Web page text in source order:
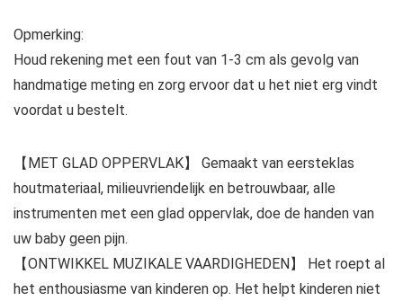
Opmerking:
Houd rekening met een fout van 1-3 cm als gevolg van
handmatige meting en zorg ervoor dat u het niet erg vindt
voordat u bestelt.
【MET GLAD OPPERVLAK】 Gemaakt van eersteklas
houtmateriaal, milieuvriendelijk en betrouwbaar, alle
instrumenten met een glad oppervlak, doe de handen van
uw baby geen pijn.
【ONTWIKKEL MUZIKALE VAARDIGHEDEN】 Het roept al
het enthousiasme van kinderen op. Het helpt kinderen niet